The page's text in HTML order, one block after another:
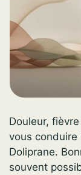
Douleur,
vous
Doliprane.
souvent